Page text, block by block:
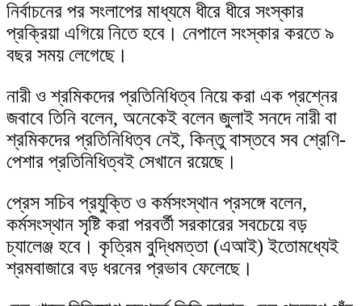
নির্বাচনের পর সংলাপের মাধ্যমে ধীরে ধীরে সংস্কার
প্রক্রিয়া এগিয়ে নিতে হবে। নেপালে সংস্কার করতে ৯
বছর সময় লেগেছে।
নারী ও শ্রমিকদের প্রতিনিধিত্ব নিয়ে করা এক প্রশ্নের
জবাবে তিনি বলেন, অনেকেই বলেন জুলাই সনদে নারী বা
শ্রমিকদের প্রতিনিধিত্ব নেই, কিন্তু বাস্তবে সব শ্রেণি-
পেশার প্রতিনিধিত্বই সেখানে রয়েছে।
প্রেস সচিব প্রযুক্তি ও কর্মসংস্থান প্রসঙ্গে বলেন,
কর্মসংস্থান সৃষ্টি করা পরবর্তী সরকারের সবচেয়ে বড়
চ্যালেঞ্জ হবে। কৃত্রিম বুদ্ধিমত্তা (এআই) ইতোমধ্যেই
শ্রমবাজারে বড় ধরনের প্রভাব ফেলেছে।